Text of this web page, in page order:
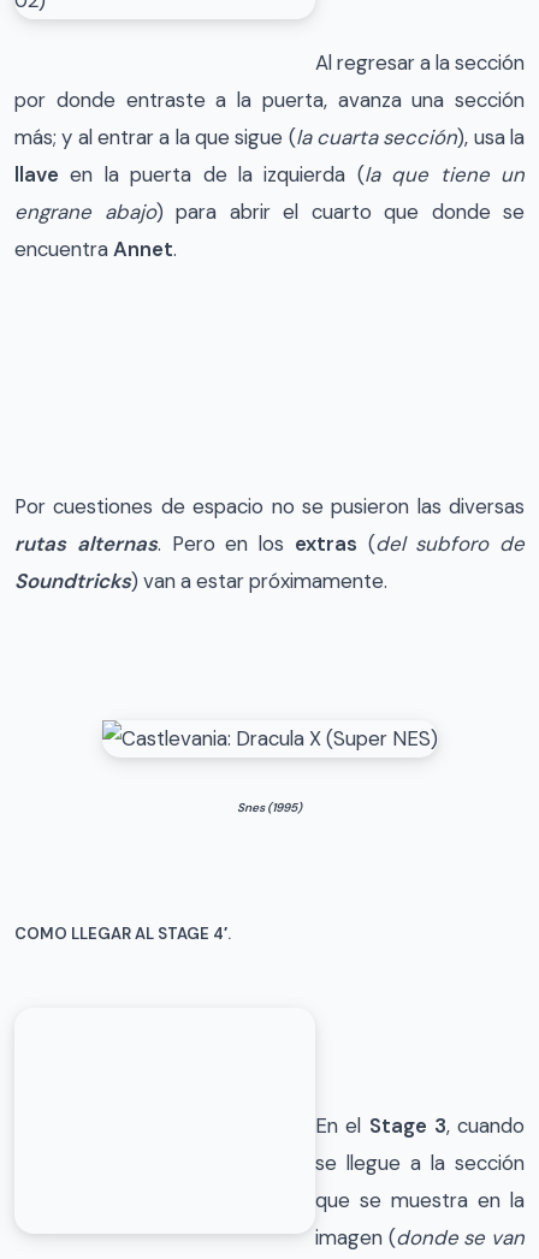
Al regresar a la sección
por donde entraste a la puerta, avanza una sección
más; y al entrar a la que sigue (la cuarta sección), usa la
llave en la puerta de la izquierda (la que tiene un
engrane abajo) para abrir el cuarto que donde se
encuentraAnnet.
Por cuestiones de espacio no se pusieron las diversas
rutas alternas. Pero en los extras (del subforo de
Soundtricks) van a estar próximamente.
Snes (1995)
COMO LLEGAR AL STAGE 4′.
En el Stage 3, cuando
se llegue a la sección
que se muestra en la
imagen (donde se van